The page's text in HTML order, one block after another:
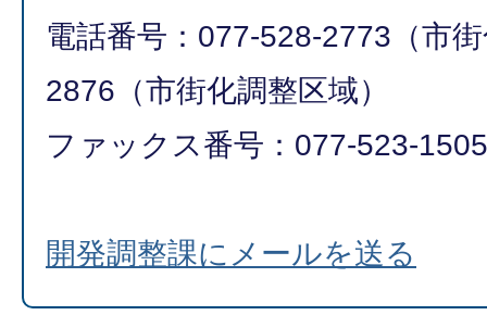
電話番号：077-528-2773（市
2876（市街化調整区域）
ファックス番号：077-523-1505
開発調整課にメールを送る